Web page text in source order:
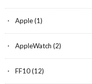
Apple(1)
AppleWatch (2)
FF10(12)